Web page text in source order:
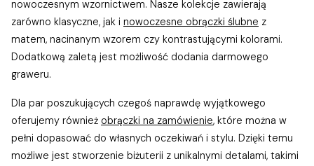
nowoczesnym wzornictwem. Nasze kolekcje zawierają
zarówno klasyczne, jak i nowoczesne obrączki ślubne z
matem, nacinanym wzorem czy kontrastującymi kolorami.
Dodatkową zaletą jest możliwość dodania darmowego
graweru.
Dla par poszukujących czegoś naprawdę wyjątkowego
oferujemy również obrączki na zamówienie, które można w
pełni dopasować do własnych oczekiwań i stylu. Dzięki temu
możliwe jest stworzenie biżuterii z unikalnymi detalami, takimi